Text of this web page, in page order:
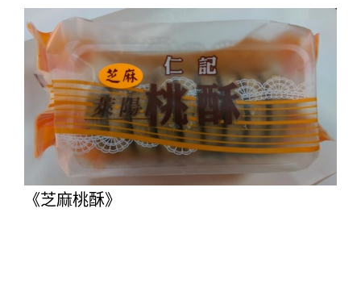
《芝麻桃酥》